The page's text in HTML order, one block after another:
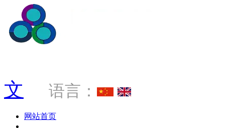
文 语言：
网站首页